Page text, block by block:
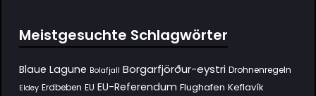
Meistgesuchte Schlagwörter
Blaue Lagune Bolafjall Borgarfjörður-eystri Drohnenregeln
Eldey Erdbeben EU EU-Referendum Flughafen Keflavík